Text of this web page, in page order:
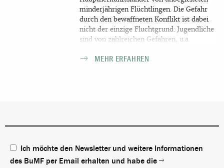
minderjährigen Flüchtlingen. Die Gefahr
durch den bewaffneten Konflikt ist dabei
nicht der einzige Fluchtgrund. Jugendliche
sind von zahlreichen Gefahren, u.a.
Zwangsrekrutierung bedroht. Trotzdem
MEHR ERFAHREN
Ich möchte den Newsletter und weitere Informationen
des BuMF per Email erhalten und habe die